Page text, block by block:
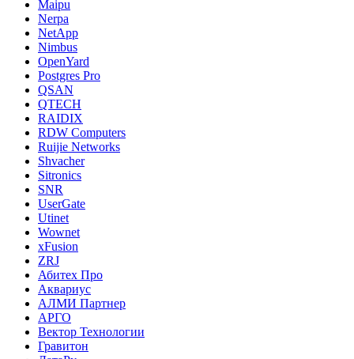
Maipu
Nerpa
NetApp
Nimbus
OpenYard
Postgres Pro
QSAN
QTECH
RAIDIX
RDW Computers
Ruijie Networks
Shvacher
Sitronics
SNR
UserGate
Utinet
Wownet
xFusion
ZRJ
Абитех Про
Аквариус
АЛМИ Партнер
АРГО
Вектор Технологии
Гравитон